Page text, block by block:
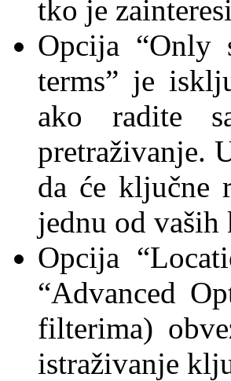
tko je
Opcija “Only
terms” je
ako radite
pretraživanje.
da će ključne
jednu od
Opcija
“Advanced
filterima)
istraživanje